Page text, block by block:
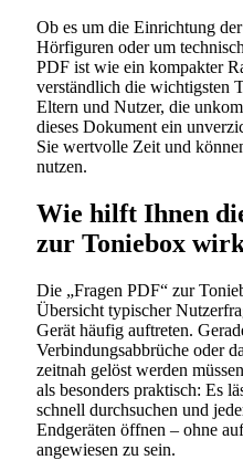
Ob es um die Einrichtung
Hörfiguren oder um
PDF ist wie ein kompakter
verständlich die wichtigsten
Eltern und Nutzer, die
dieses Dokument ein
Sie wertvolle Zeit und
nutzen.
Wie hilft Ihnen
zur Toniebox
Die „Fragen PDF“ zur
Übersicht typischer
Gerät häufig auftreten.
Verbindungsabbrüche oder
zeitnah gelöst werden
als besonders praktisch: Es
schnell durchsuchen und
Endgeräten öffnen – ohne
angewiesen zu sein.